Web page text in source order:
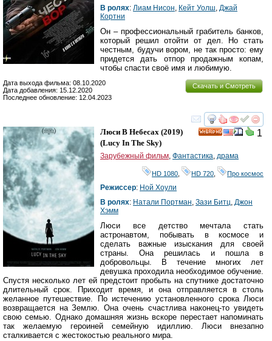
В ролях: Лиам Нисон, Кейт Уолш, Джай
Кортни
Он – профессиональный грабитель банков,
который решил отойти от дел. Но стать
честным, будучи вором, не так просто: ему
придется дать отпор продажным копам,
чтобы спасти своё имя и любимую.
Скачать и Смотреть
Дата выхода фильма: 08.10.2020
Дата добавления: 15.12.2020
Последнее обновление: 12.04.2023
смотреть
1
Люси В Небесах (2019)
(Lucy In The Sky)
Зарубежный фильм, Фантастика, драма
HD 1080 HD 720 Про космос
Режиссер: Ной Хоули
В ролях: Натали Портман, Зази Битц, Джон
Хэмм
Люси все детство мечтала стать
астронавтом, побывать в космосе и
сделать важные изыскания для своей
страны. Она решилась и пошла в
добровольцы. В течение многих лет
девушка проходила необходимое обучение.
Спустя несколько лет ей предстоит пробыть на спутнике достаточно
длительный срок. Приходит время, и она отправляется в столь
желанное путешествие. По истечению установленного срока Люси
возвращается на Землю. Она очень счастлива наконец-то увидеть
свою семью. Однако домашняя жизнь вскоре перестает напоминать
так желаемую героиней семейную идиллию. Люси внезапно
сталкивается с жестокостью реального мира.